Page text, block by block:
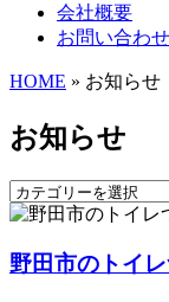
会社概要
お問い合わせ
HOME » お知らせ
お知らせ
野田市のトイ